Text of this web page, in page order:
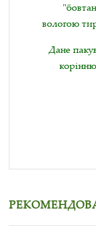
вологою
Дане